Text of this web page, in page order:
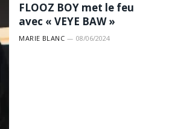
FLOOZ BOY met le feu
avec « VEYE BAW »
MARIE BLANC 08/06/2024